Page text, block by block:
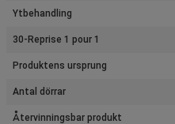
Ytbehandling
30-Reprise 1 pour 1
Produktens ursprung
Antal dörrar
Återvinningsbar produkt